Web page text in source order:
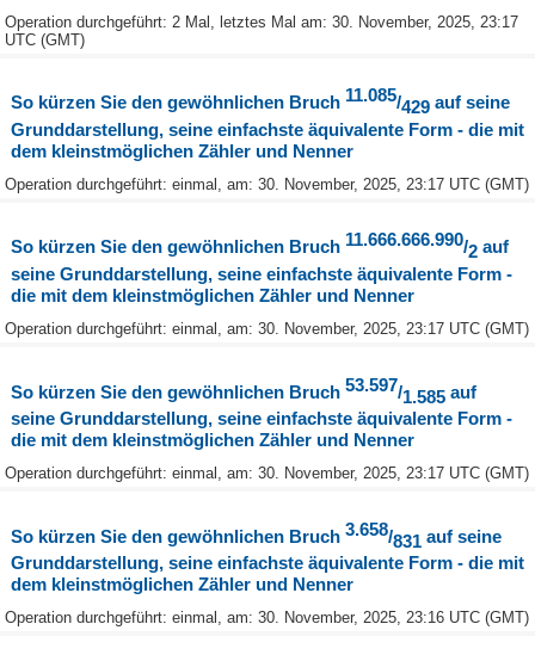
Operation durchgeführt: 2 Mal, letztes Mal am: 30. November, 2025, 23:17
UTC (GMT)
So kürzen Sie den gewöhnlichen Bruch 11.085/429auf seine
Grunddarstellung, seine einfachste äquivalente Form - die mit
dem kleinstmöglichen Zähler und Nenner
Operation durchgeführt: einmal, am: 30. November, 2025, 23:17 UTC (GMT)
So kürzen Sie den gewöhnlichen Bruch 11.666.666.990/2auf
seine Grunddarstellung, seine einfachste äquivalente Form -
die mit dem kleinstmöglichen Zähler und Nenner
Operation durchgeführt: einmal, am: 30. November, 2025, 23:17 UTC (GMT)
So kürzen Sie den gewöhnlichen Bruch 53.597/1.585auf
seine Grunddarstellung, seine einfachste äquivalente Form -
die mit dem kleinstmöglichen Zähler und Nenner
Operation durchgeführt: einmal, am: 30. November, 2025, 23:17 UTC (GMT)
So kürzen Sie den gewöhnlichen Bruch 3.658/831 auf seine
Grunddarstellung, seine einfachste äquivalente Form - die mit
dem kleinstmöglichen Zähler und Nenner
Operation durchgeführt: einmal, am: 30. November, 2025, 23:16 UTC (GMT)